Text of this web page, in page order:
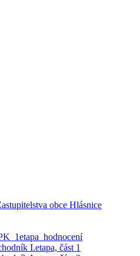
obce Hlásnice
I.etapa, část 1